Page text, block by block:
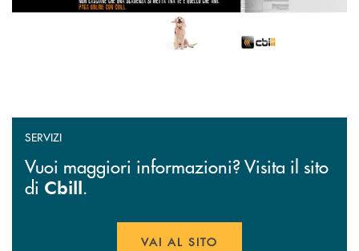
SERVIZI
Vuoi maggiori informazioni? Visita il sito
di Cbill.
VAI AL SITO